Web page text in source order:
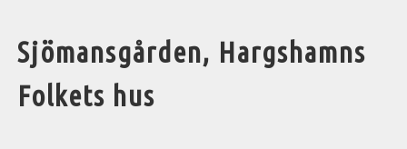
Sjömansgården, Hargshamns
Folkets hus